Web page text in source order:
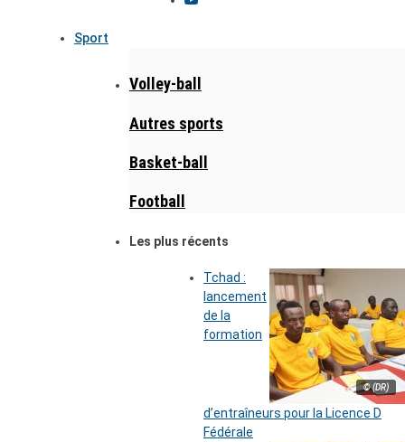
Sport
Volley-ball
Autres sports
Basket-ball
Football
Les plus récents
© (DR)
Tchad :
lancement
de la
formation
d’entraîneurs pour la Licence D
Fédérale